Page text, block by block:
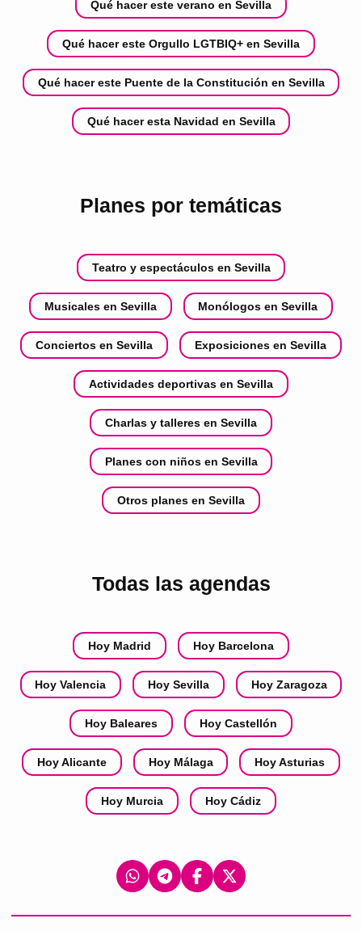
Qué hacer este verano en Sevilla
Qué hacer este Orgullo LGTBIQ+ en Sevilla
Qué hacer este Puente de la Constitución en Sevilla
Qué hacer esta Navidad en Sevilla
Planes por temáticas
Teatro y espectáculos en Sevilla
Musicales en Sevilla Monólogos en Sevilla
Conciertos en Sevilla Exposiciones en Sevilla
Actividades deportivas en Sevilla
Charlas y talleres en Sevilla
Planes con niños en Sevilla
Otros planes en Sevilla
Todas las agendas
Hoy Madrid Hoy Barcelona
Hoy Valencia Hoy Sevilla Hoy Zaragoza
Hoy Baleares Hoy Castellón
Hoy Alicante Hoy Málaga Hoy Asturias
Hoy Murcia Hoy Cádiz